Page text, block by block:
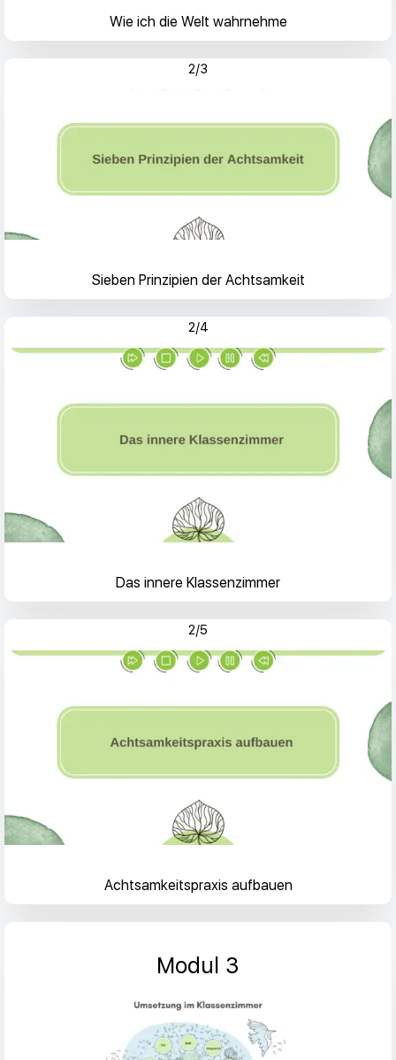
Wie ich die Welt wahrnehme
2/3
Sieben Prinzipien der Achtsamkeit
2/4
Das innere Klassenzimmer
2/5
Achtsamkeitspraxis aufbauen
Modul 3